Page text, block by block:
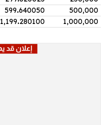
500,000
599.640050
1,000,000
1,199.280100